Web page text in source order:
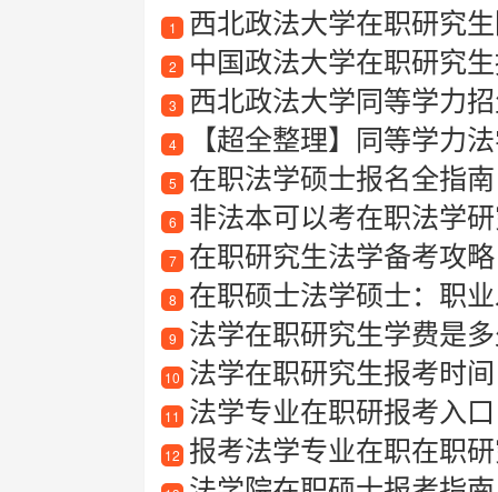
1 西北政法大学在职研究
2 中国政法大学在职研究
3 西北政法大学同等学力
4 【超全整理】同等学力法
5 在职法学硕士报名全指
6 非法本可以考在职法学
7 在职研究生法学备考攻
8 在职硕士法学硕士：职
9 法学在职研究生学费是
10 法学在职研究生报考时间
11 法学专业在职研报考入口
12 报考法学专业在职在职